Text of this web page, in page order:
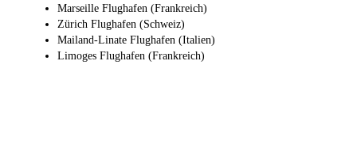
Marseille Flughafen (Frankreich)
Zürich Flughafen (Schweiz)
Mailand-Linate Flughafen (Italien)
Limoges Flughafen (Frankreich)